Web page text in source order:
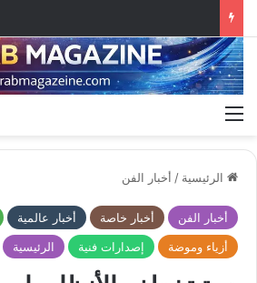
القائمة
الرئيسية / أخبار الفن
أخبار الفن أخبار خاصة أخبار عالمية
أزياء وموضة
إصدارات فنية الرئيسية